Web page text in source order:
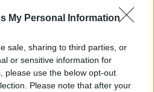
My Personal Information
sale, sharing to third parties, or
or sensitive information for
please use the below opt-out
Please note that after your
aiheista, kutenleikkaus
aihealueestaTerveys-